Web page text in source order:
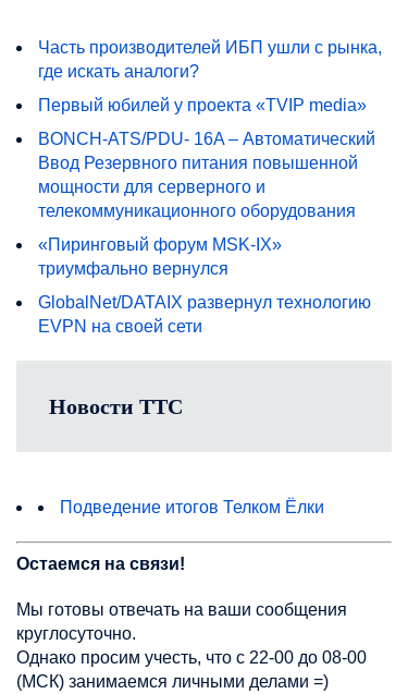
Часть производителей ИБП ушли с рынка,
где искать аналоги?
Первый юбилей у проекта «TVIP media»
BONCH-ATS/PDU- 16A – Автоматический
Ввод Резервного питания повышенной
мощности для серверного и
телекоммуникационного оборудования
«Пиринговый форум MSK-IX»
триумфально вернулся
GlobalNet/DATAIX развернул технологию
EVPN на своей сети
Новости ТТС
Подведение итогов Телком Ёлки
Остаемся на связи!
Мы готовы отвечать на ваши сообщения
круглосуточно.
Однако просим учесть, что с 22-00 до 08-00
(МСК) занимаемся личными делами =)